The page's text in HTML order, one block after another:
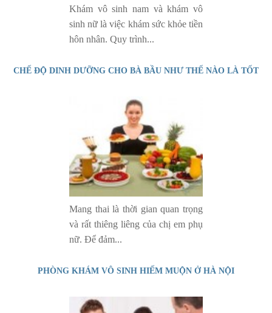
Khám vô sinh nam và khám vô
sinh nữ là việc khám sức khỏe tiền
hôn nhân. Quy trình...
CHẾ ĐỘ DINH DƯỠNG CHO BÀ BẦU NHƯ THẾ NÀO LÀ TỐT
Mang thai là thời gian quan trọng
và rất thiêng liêng của chị em phụ
nữ. Để đảm...
PHÒNG KHÁM VÔ SINH HIẾM MUỘN Ở HÀ NỘI